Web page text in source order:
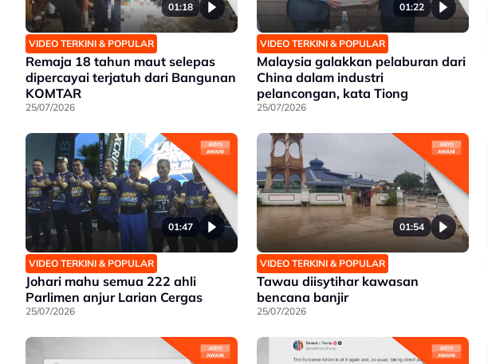
01:18
VIDEO TERKINI & POPULAR
Remaja 18 tahun maut selepas
dipercayai terjatuh dari Bangunan
KOMTAR
25/07/2026
01:22
VIDEO TERKINI & POPULAR
Malaysia galakkan pelaburan dari
China dalam industri
pelancongan, kata Tiong
25/07/2026
01:47
VIDEO TERKINI & POPULAR
Johari mahu semua 222 ahli
Parlimen anjur Larian Cergas
25/07/2026
01:54
VIDEO TERKINI & POPULAR
Tawau diisytihar kawasan
bencana banjir
25/07/2026